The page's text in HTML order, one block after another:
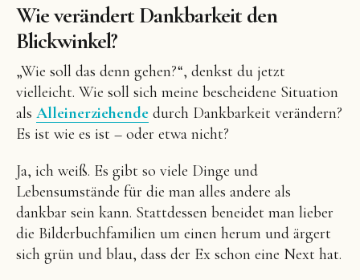
Wie verändert Dankbarkeit den
Blickwinkel?
„Wie soll das denn gehen?“, denkst du jetzt
vielleicht. Wie soll sich meine bescheidene Situation
als Alleinerziehende durch Dankbarkeit verändern?
Es ist wie es ist – oder etwa nicht?
Ja, ich weiß. Es gibt so viele Dinge und
Lebensumstände für die man alles andere als
dankbar sein kann. Stattdessen beneidet man lieber
die Bilderbuchfamilien um einen herum und ärgert
sich grün und blau, dass der Ex schon eine Next hat.